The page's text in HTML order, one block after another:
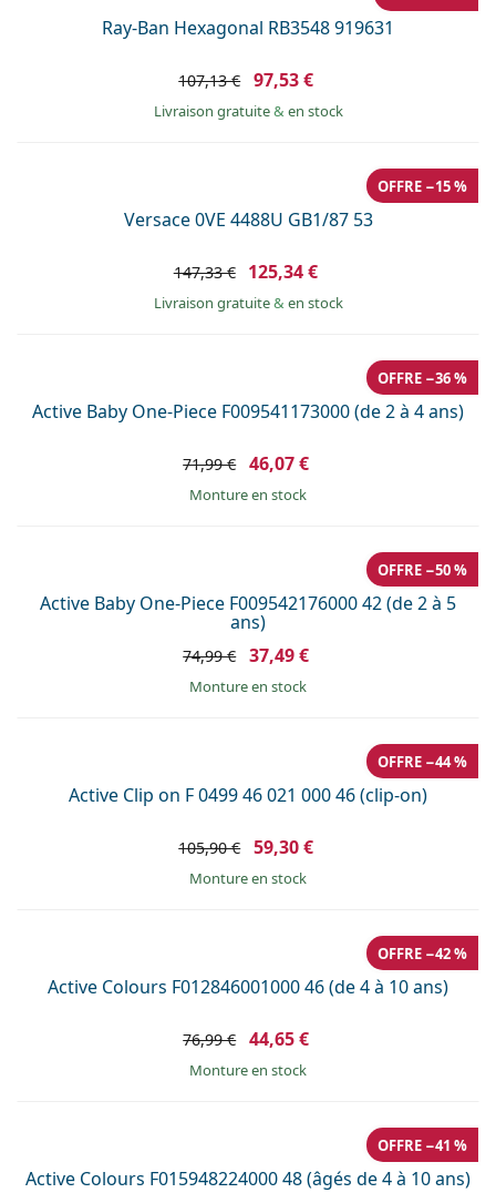
Ray-Ban Hexagonal RB3548 919631
107,13 € 97,53 €
Livraison gratuite& en stock
Versace 0VE 4488U GB1/87 53
OFFRE −15 %
147,33 € 125,34 €
Livraison gratuite& en stock
Active Baby One-Piece F009541173000 (de 2 à 4 ans)
OFFRE −36 %
71,99 € 46,07 €
Monture en stock
Active Baby One-Piece F009542176000 42 (de 2 à 5
ans)
OFFRE −50 %
74,99 € 37,49 €
Monture en stock
Active Clip on F 0499 46 021 000 46 (clip-on)
OFFRE −44 %
105,90 € 59,30 €
Monture en stock
Active Colours F012846001000 46 (de 4 à 10 ans)
OFFRE −42 %
76,99 € 44,65 €
Monture en stock
Active Colours F015948224000 48 (âgés de 4 à 10 ans)
OFFRE −41 %